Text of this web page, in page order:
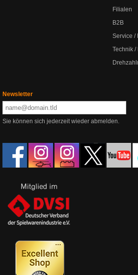
Filialen
B2B
Service /
Technik /
Newsletter
Sie können sich jederzeit wieder abmelden.